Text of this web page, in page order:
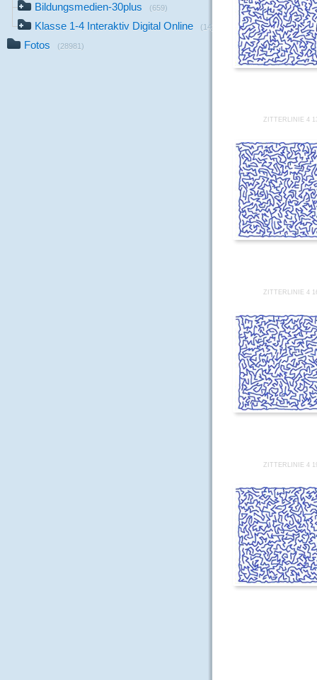
Bildungsmedien-30plus (659)
Klasse 1-4 Interaktiv Digital Online (14)
Fotos (28981)
ZITTERLINIE 4
ZITTERLINIE 4
ZITTERLINIE 4